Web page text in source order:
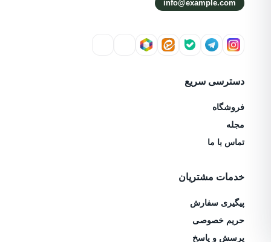
info@example.com
دسترسی سریع
فروشگاه
مجله
تماس با ما
خدمات مشتریان
پیگیری سفارش
حریم خصوصی
پرسش و پاسخ